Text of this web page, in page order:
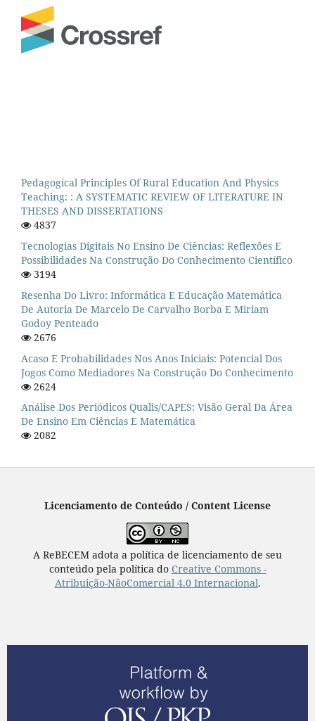
Pedagogical Principles Of Rural Education And Physics
Teaching: : A SYSTEMATIC REVIEW OF LITERATURE IN
THESES AND DISSERTATIONS
4837
Tecnologias Digitais No Ensino De Ciências: Reflexões E
Possibilidades Na Construção Do Conhecimento Científico
3194
Resenha Do Livro: Informática E Educação Matemática
De Autoria De Marcelo De Carvalho Borba E Miriam
Godoy Penteado
2676
Acaso E Probabilidades Nos Anos Iniciais: Potencial Dos
Jogos Como Mediadores Na Construção Do Conhecimento
2624
Análise Dos Periódicos Qualis/CAPES: Visão Geral Da Área
De Ensino Em Ciências E Matemática
2082
Licenciamento de Conteúdo / Content License
A ReBECEM adota a política de licenciamento de seu
conteúdo pela política do Creative Commons -
Atribuição-NãoComercial 4.0 Internacional.